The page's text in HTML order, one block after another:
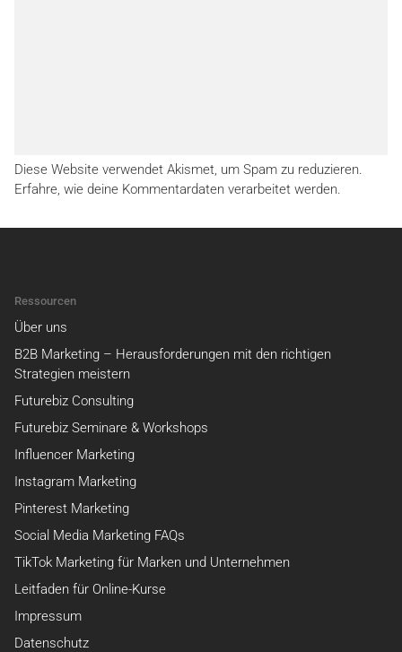
Diese Website verwendet Akismet, um Spam zu reduzieren.
Erfahre, wie deine Kommentardaten verarbeitet werden.
Ressourcen
Über uns
B2B Marketing – Herausforderungen mit den richtigen
Strategien meistern
Futurebiz Consulting
Futurebiz Seminare & Workshops
Influencer Marketing
Instagram Marketing
Pinterest Marketing
Social Media Marketing FAQs
TikTok Marketing für Marken und Unternehmen
Leitfaden für Online-Kurse
Impressum
Datenschutz